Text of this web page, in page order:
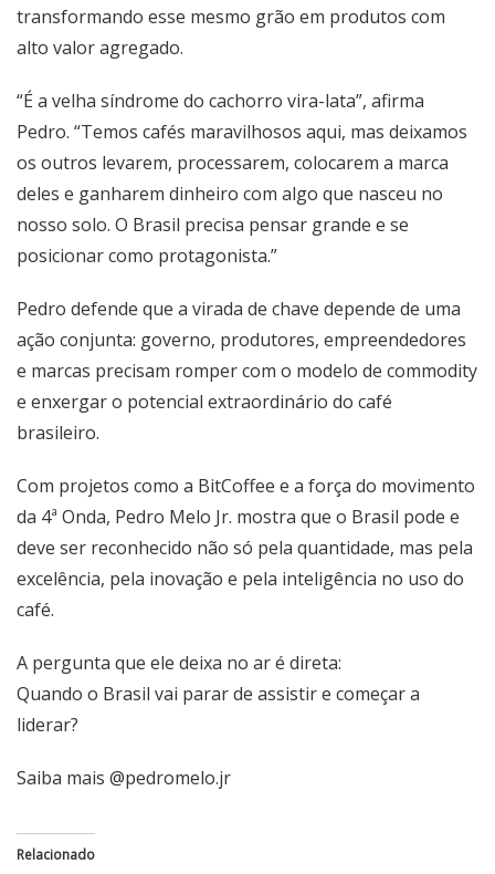
transformando esse mesmo grão em produtos com
alto valor agregado.
“É a velha síndrome do cachorro vira-lata”, afirma
Pedro. “Temos cafés maravilhosos aqui, mas deixamos
os outros levarem, processarem, colocarem a marca
deles e ganharem dinheiro com algo que nasceu no
nosso solo. O Brasil precisa pensar grande e se
posicionar como protagonista.”
Pedro defende que a virada de chave depende de uma
ação conjunta: governo, produtores, empreendedores
e marcas precisam romper com o modelo de commodity
e enxergar o potencial extraordinário do café
brasileiro.
Com projetos como a BitCoffee e a força do movimento
da 4ª Onda, Pedro Melo Jr. mostra que o Brasil pode e
deve ser reconhecido não só pela quantidade, mas pela
excelência, pela inovação e pela inteligência no uso do
café.
A pergunta que ele deixa no ar é direta:
Quando o Brasil vai parar de assistir e começar a
liderar?
Saiba mais @pedromelo.jr
Relacionado